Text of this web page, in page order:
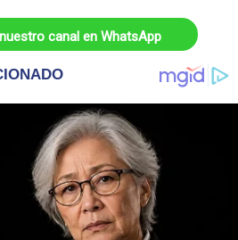
canal en WhatsApp